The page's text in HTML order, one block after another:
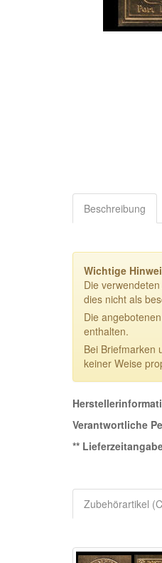
Beschreibung
Wichtige
Die
dies nicht als
Die
enthalten.
Bei Briefmarken
keiner Weise
Verantwortliche
**
Zubehörartikel